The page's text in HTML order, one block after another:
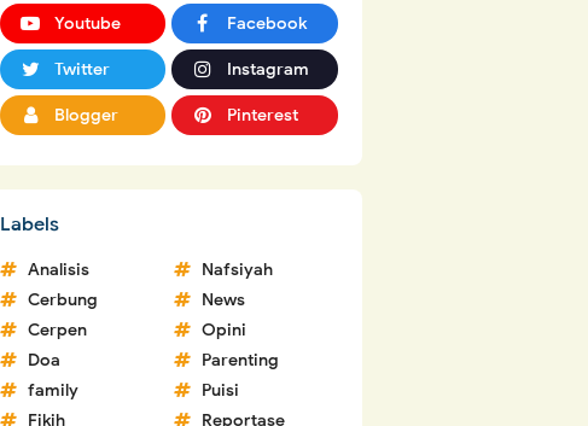
Youtube Facebook
Twitter Instagram
Blogger Pinterest
Labels
Analisis
Cerbung
Cerpen
Doa
family
Fikih
Nafsiyah
News
Opini
Parenting
Puisi
Reportase